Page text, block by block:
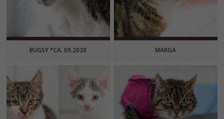
BUGSY *CA. 09.2020 MARGA